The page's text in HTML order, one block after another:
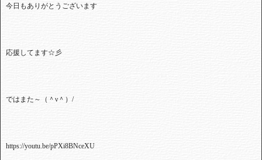
今日もありがとうございます
応援してます☆彡
ではまた～（＾ν＾）/
https://youtu.be/pPXi8BNceXU